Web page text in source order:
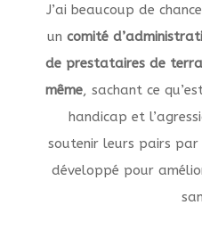
J’ai beaucoup de
un comité
de prestataires de
même, sachant ce
handicap et
soutenir leurs pairs par
développé pour